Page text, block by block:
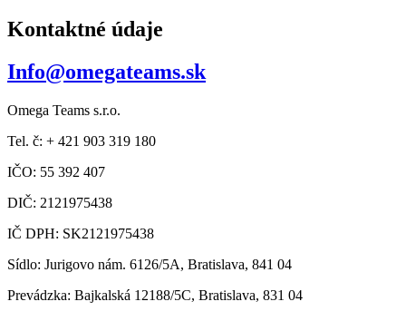
Kontaktné údaje
Info@omegateams.sk
Omega Teams s.r.o.
Tel. č: + 421 903 319 180
IČO: 55 392 407
DIČ: 2121975438
IČ DPH: SK2121975438
Sídlo: Jurigovo nám. 6126/5A, Bratislava, 841 04
Prevádzka: Bajkalská 12188/5C, Bratislava, 831 04